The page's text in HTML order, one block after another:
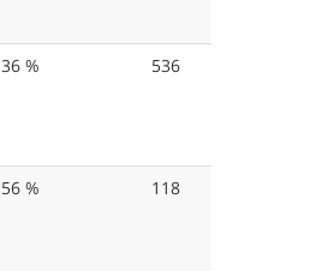
36 % 536
56 % 118